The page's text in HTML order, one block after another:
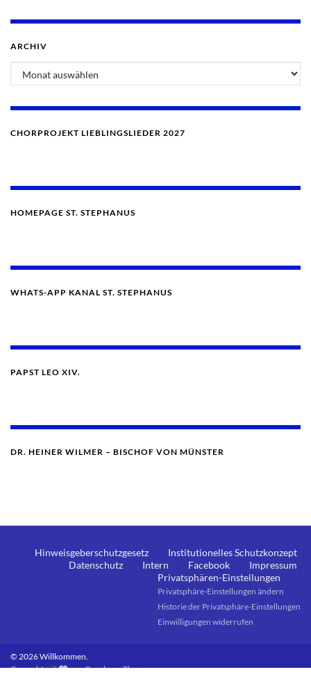
ARCHIV
CHORPROJEKT LIEBLINGSLIEDER 2027
HOMEPAGE ST. STEPHANUS
WHATS-APP KANAL ST. STEPHANUS
PAPST LEO XIV.
DR. HEINER WILMER – BISCHOF VON MÜNSTER
Hinweisgeberschutzgesetz
Institutionelles Schutzkonzept
Datenschutz
Intern Facebook
Impressum
Privatsphären-Einstellungen
Privatsphäre-Einstellungen ändern
Historie der Privatsphäre-Einstellungen
Einwilligungen widerrufen
© 2026 Willkommen.
Gemacht mit
vonGraphene Themes.